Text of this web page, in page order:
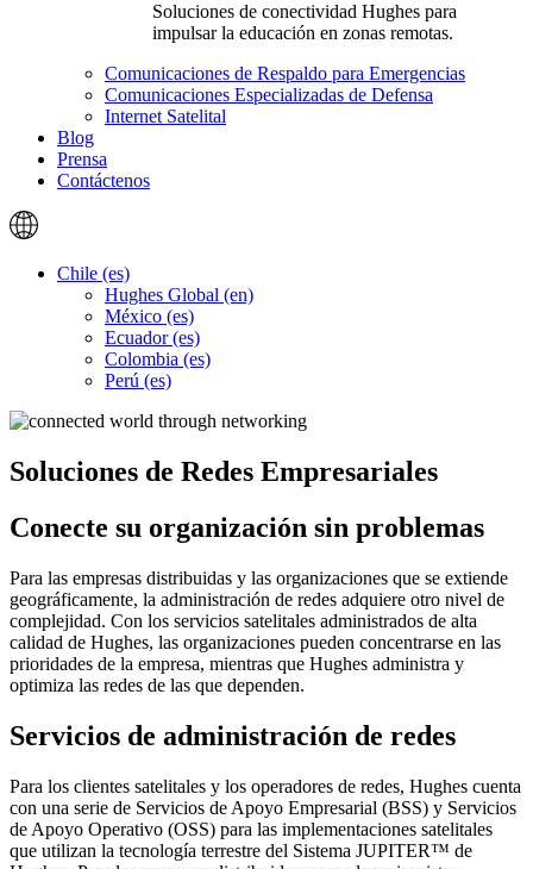
Soluciones de conectividad Hughes para
impulsar la educación en zonas remotas.
Comunicaciones de Respaldo para Emergencias
Comunicaciones Especializadas de Defensa
Internet Satelital
Blog
Prensa
Contáctenos
Chile (es)
Hughes Global (en)
México (es)
Ecuador (es)
Colombia (es)
Perú (es)
Soluciones de Redes Empresariales
Conecte su organización sin problemas
Para las empresas distribuidas y las organizaciones que se extiende
geográficamente, la administración de redes adquiere otro nivel de
complejidad. Con los servicios satelitales administrados de alta
calidad de Hughes, las organizaciones pueden concentrarse en las
prioridades de la empresa, mientras que Hughes administra y
optimiza las redes de las que dependen.
Servicios de administración de redes
Para los clientes satelitales y los operadores de redes, Hughes cuenta
con una serie de Servicios de Apoyo Empresarial (BSS) y Servicios
de Apoyo Operativo (OSS) para las implementaciones satelitales
que utilizan la tecnología terrestre del Sistema JUPITER™ de